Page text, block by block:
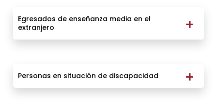
Egresados de enseñanza media en el
extranjero
Personas en situación de discapacidad